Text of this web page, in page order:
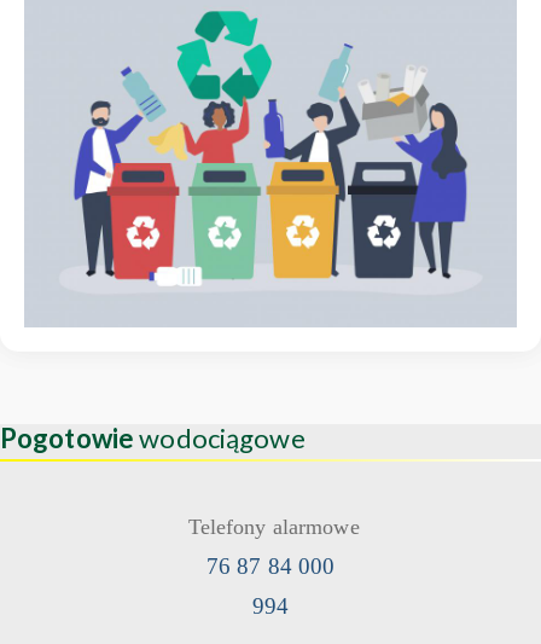
Pogotowiewodociągowe
Telefony alarmowe
76 87 84 000
994